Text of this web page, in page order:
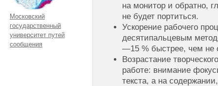
Московский
государственный
университет путей
сообщения
на монитор и обратно,
не будет портиться.
Ускорение рабочего
десятипальцевым
—15 % быстрее, чем не
Возрастание
работе: внимание
текста, а на